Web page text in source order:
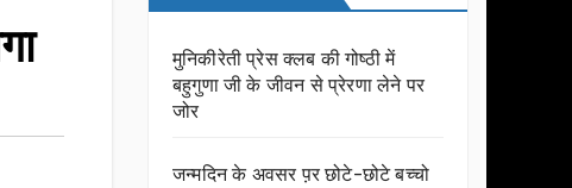
मुनिकीरेती प्रेस क्लब की गोष्ठी में
बहुगुणा जी के जीवन से प्रेरणा लेने पर
जोर
जन्मदिन के अवसर प़र छोटे-छोटे बच्चो